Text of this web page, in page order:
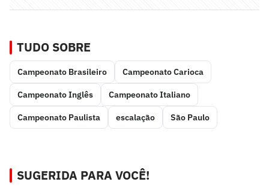
TUDO SOBRE
Campeonato Brasileiro Campeonato Carioca
Campeonato Inglês Campeonato Italiano
Campeonato Paulista escalação São Paulo
SUGERIDA PARA VOCÊ!